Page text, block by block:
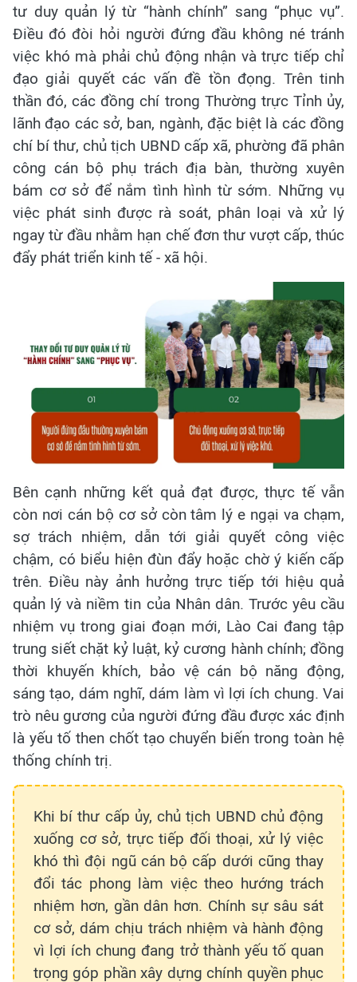
tư duy quản lý từ “hành chính” sang “phục vụ”.
Điều đó đòi hỏi người đứng đầu không né tránh
việc khó mà phải chủ động nhận và trực tiếp chỉ
đạo giải quyết các vấn đề tồn đọng. Trên tinh
thần đó, các đồng chí trong Thường trực Tỉnh ủy,
lãnh đạo các sở, ban, ngành, đặc biệt là các đồng
chí bí thư, chủ tịch UBND cấp xã, phường đã phân
công cán bộ phụ trách địa bàn, thường xuyên
bám cơ sở để nắm tình hình từ sớm. Những vụ
việc phát sinh được rà soát, phân loại và xử lý
ngay từ đầu nhằm hạn chế đơn thư vượt cấp, thúc
đẩy phát triển kinh tế - xã hội.
Bên cạnh những kết quả đạt được, thực tế vẫn
còn nơi cán bộ cơ sở còn tâm lý e ngại va chạm,
sợ trách nhiệm, dẫn tới giải quyết công việc
chậm, có biểu hiện đùn đẩy hoặc chờ ý kiến cấp
trên. Điều này ảnh hưởng trực tiếp tới hiệu quả
quản lý và niềm tin của Nhân dân. Trước yêu cầu
nhiệm vụ trong giai đoạn mới, Lào Cai đang tập
trung siết chặt kỷ luật, kỷ cương hành chính; đồng
thời khuyến khích, bảo vệ cán bộ năng động,
sáng tạo, dám nghĩ, dám làm vì lợi ích chung. Vai
trò nêu gương của người đứng đầu được xác định
là yếu tố then chốt tạo chuyển biến trong toàn hệ
thống chính trị.
Khi bí thư cấp ủy, chủ tịch UBND chủ động
xuống cơ sở, trực tiếp đối thoại, xử lý việc
khó thì đội ngũ cán bộ cấp dưới cũng thay
đổi tác phong làm việc theo hướng trách
nhiệm hơn, gần dân hơn. Chính sự sâu sát
cơ sở, dám chịu trách nhiệm và hành động
vì lợi ích chung đang trở thành yếu tố quan
trọng góp phần xây dựng chính quyền phục